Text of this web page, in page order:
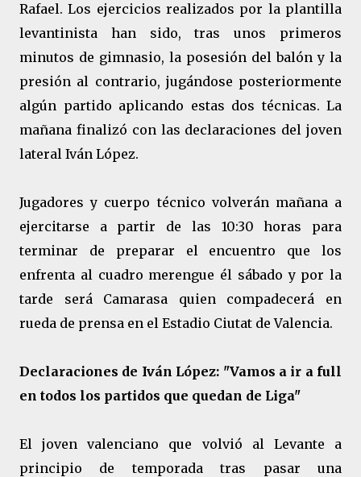
Rafael. Los ejercicios realizados por la plantilla
levantinista han sido, tras unos primeros
minutos de gimnasio, la posesión del balón y la
presión al contrario, jugándose posteriormente
algún partido aplicando estas dos técnicas. La
mañana finalizó con las declaraciones del joven
lateral Iván López.
Jugadores y cuerpo técnico volverán mañana a
ejercitarse a partir de las 10:30 horas para
terminar de preparar el encuentro que los
enfrenta al cuadro merengue él sábado y por la
tarde será Camarasa quien compadecerá en
rueda de prensa en el Estadio Ciutat de Valencia.
Declaraciones de Iván López: "Vamos a ir a full
en todos los partidos que quedan de Liga"
El joven valenciano que volvió al Levante a
principio de temporada tras pasar una